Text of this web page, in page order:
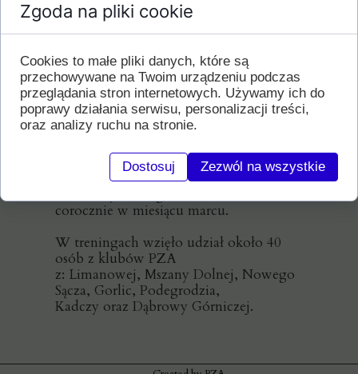
treningi w Limanowej
i Mszanie Dolnej.
Kluby z Limanowej i Mszany Dln.
działają w ramach Limanowskiego
Stowarzyszenia Aikido.
Nad stażem patronat
Limanowskie Stowarzyszenie
corocznie w miesiącu marcu.
W treningach wzięło udział około 40
osób z klubów PZA
z: Limanowej, Mszany Dolnej, Nowego
Sącza, Gorlic, Podegrodzia,
Kadczy oraz Dąbrowy Górniczej.
Zgoda na pliki cookie
Cookies to małe pliki danych, które są
przechowywane na Twoim urządzeniu podczas
przeglądania stron internetowych. Używamy ich do
poprawy działania serwisu, personalizacji treści,
oraz analizy ruchu na stronie.
Dostosuj Zezwól na wszystkie